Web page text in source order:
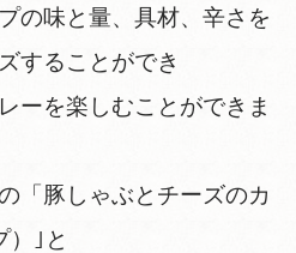
の味と量、具材、辛さを
することができ
ーを楽しむことができま
「豚しゃぶとチーズのカ
）｣と